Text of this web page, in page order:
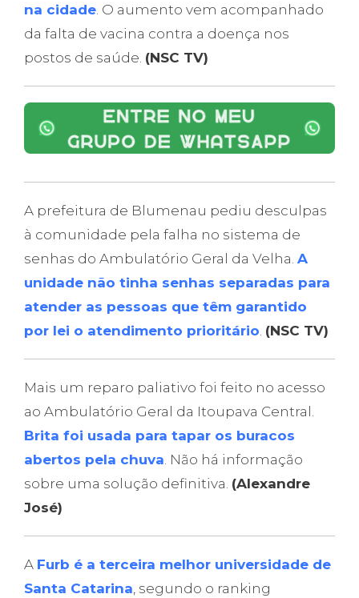
na cidade. O aumento vem acompanhado
da falta de vacina contra a doença nos
postos de saúde. (NSC TV)
A prefeitura de Blumenau pediu desculpas
à comunidade pela falha no sistema de
senhas do Ambulatório Geral da Velha. A
unidade não tinha senhas separadas para
atender as pessoas que têm garantido
por lei o atendimento prioritário. (NSC TV)
Mais um reparo paliativo foi feito no acesso
ao Ambulatório Geral da Itoupava Central.
Brita foi usada para tapar os buracos
abertos pela chuva. Não há informação
sobre uma solução definitiva. (Alexandre
José)
A Furb é a terceira melhor universidade de
Santa Catarina, segundo o ranking